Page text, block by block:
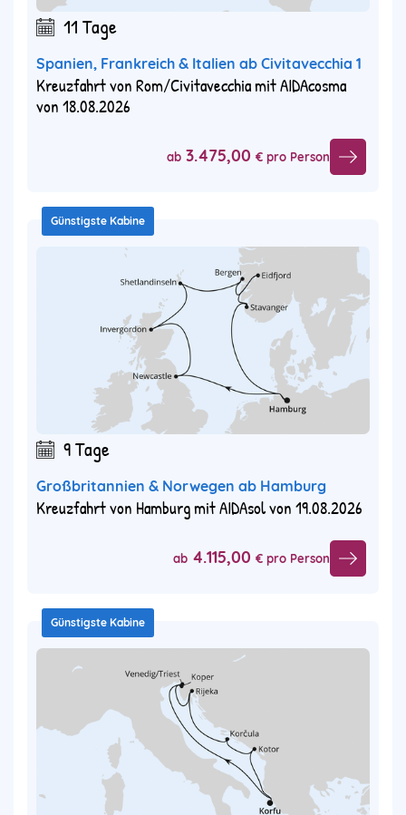
11 Tage
Spanien, Frankreich & Italien ab Civitavecchia 1
Kreuzfahrt von Rom/Civitavecchia mit AIDAcosma
von 18.08.2026
ab 3.475,00 € pro Person
Günstigste Kabine
9 Tage
Großbritannien & Norwegen ab Hamburg
Kreuzfahrt von Hamburg mit AIDAsol von 19.08.2026
ab 4.115,00 € pro Person
Günstigste Kabine